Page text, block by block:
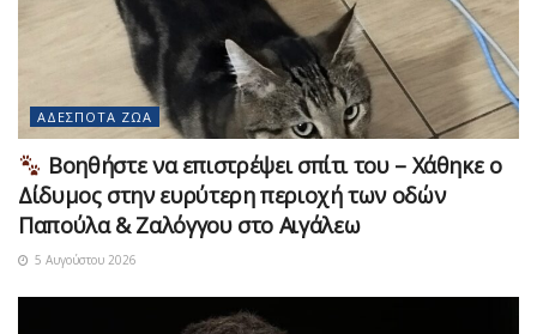
ΑΔΈΣΠΟΤΑ ΖΏΑ
Βοηθήστε να επιστρέψει σπίτι του – Χάθηκε ο
Δίδυμος στην ευρύτερη περιοχή των οδών
Παπούλα & Ζαλόγγου στο Αιγάλεω
5 Αυγούστου 2026